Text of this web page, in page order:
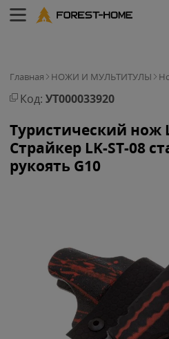
Главная НОЖИ И МУЛЬТИТУЛЫ
Код: УТ000033920
Туристический нож
Страйкер LK-ST-08
рукоять G10